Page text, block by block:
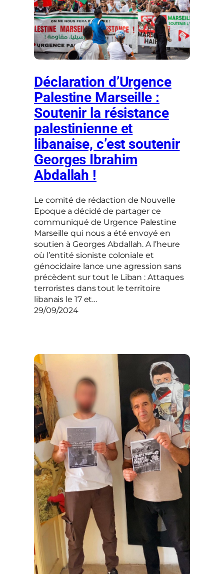
Déclaration d’Urgence
Palestine Marseille :
Soutenir la résistance
palestinienne et
libanaise, c’est soutenir
Georges Ibrahim
Abdallah !
Le comité de rédaction de Nouvelle
Epoque a décidé de partager ce
communiqué de Urgence Palestine
Marseille qui nous a été envoyé en
soutien à Georges Abdallah. A l’heure
où l’entité sioniste coloniale et
génocidaire lance une agression sans
précèdent sur tout le Liban : Attaques
terroristes dans tout le territoire
libanais le 17 et…
29/09/2024